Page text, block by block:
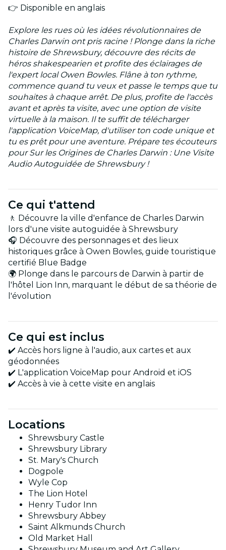
👉 Disponible en anglais
Explore les rues où les idées révolutionnaires de
Charles Darwin ont pris racine ! Plonge dans la riche
histoire de Shrewsbury, découvre des récits de
héros shakespearien et profite des éclairages de
l'expert local Owen Bowles. Flâne à ton rythme,
commence quand tu veux et passe le temps que tu
souhaites à chaque arrêt. De plus, profite de l'accès
avant et après ta visite, avec une option de visite
virtuelle à la maison. Il te suffit de télécharger
l'application VoiceMap, d'utiliser ton code unique et
tu es prêt pour une aventure. Prépare tes écouteurs
pour Sur les Origines de Charles Darwin : Une Visite
Audio Autoguidée de Shrewsbury !
Ce qui t'attend
🚶 Découvre la ville d'enfance de Charles Darwin
lors d'une visite autoguidée à Shrewsbury
🎧 Découvre des personnages et des lieux
historiques grâce à Owen Bowles, guide touristique
certifié Blue Badge
🌍 Plonge dans le parcours de Darwin à partir de
l'hôtel Lion Inn, marquant le début de sa théorie de
l'évolution
Ce qui est inclus
✔️ Accès hors ligne à l'audio, aux cartes et aux
géodonnées
✔️ L'application VoiceMap pour Android et iOS
✔️ Accès à vie à cette visite en anglais
Locations
Shrewsbury Castle
Shrewsbury Library
St. Mary's Church
Dogpole
Wyle Cop
The Lion Hotel
Henry Tudor Inn
Shrewsbury Abbey
Saint Alkmunds Church
Old Market Hall